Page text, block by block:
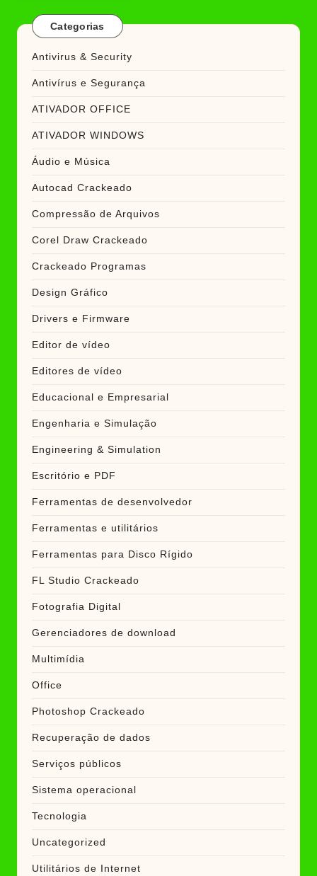
Categorias
Antivirus & Security
Antivírus e Segurança
ATIVADOR OFFICE
ATIVADOR WINDOWS
Áudio e Música
Autocad Crackeado
Compressão de Arquivos
Corel Draw Crackeado
Crackeado Programas
Design Gráfico
Drivers e Firmware
Editor de vídeo
Editores de vídeo
Educacional e Empresarial
Engenharia e Simulação
Engineering & Simulation
Escritório e PDF
Ferramentas de desenvolvedor
Ferramentas e utilitários
Ferramentas para Disco Rígido
FL Studio Crackeado
Fotografia Digital
Gerenciadores de download
Multimídia
Office
Photoshop Crackeado
Recuperação de dados
Serviços públicos
Sistema operacional
Tecnologia
Uncategorized
Utilitários de Internet